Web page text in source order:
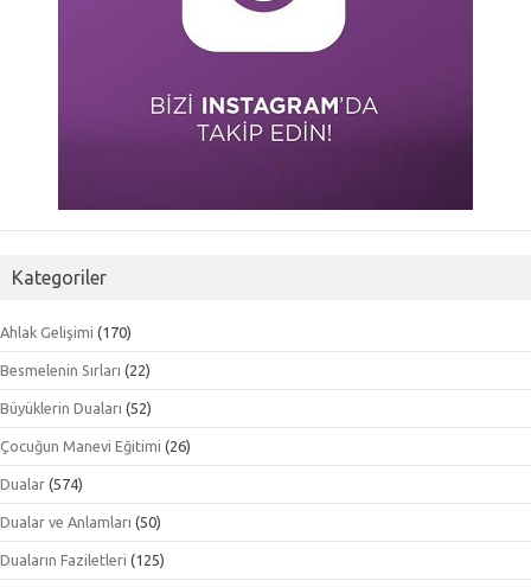
Kategoriler
Ahlak Gelişimi (170)
Besmelenin Sırları (22)
Büyüklerin Duaları (52)
Çocuğun Manevi Eğitimi (26)
Dualar (574)
Dualar ve Anlamları (50)
Duaların Faziletleri (125)